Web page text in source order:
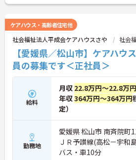
ケアハウス・高齢者住宅他
社会福祉法人平成会ケアハウスさや 社会
【愛媛県／松山市】ケアハウ
員の募集です＜正社員＞
給料
月収 22.8万円～22.8万円
年収364万円～364万円
定）
勤務地
愛媛県 松山市 南斉院町
ＪＲ予讃線(高松－宇和
バス・車10分